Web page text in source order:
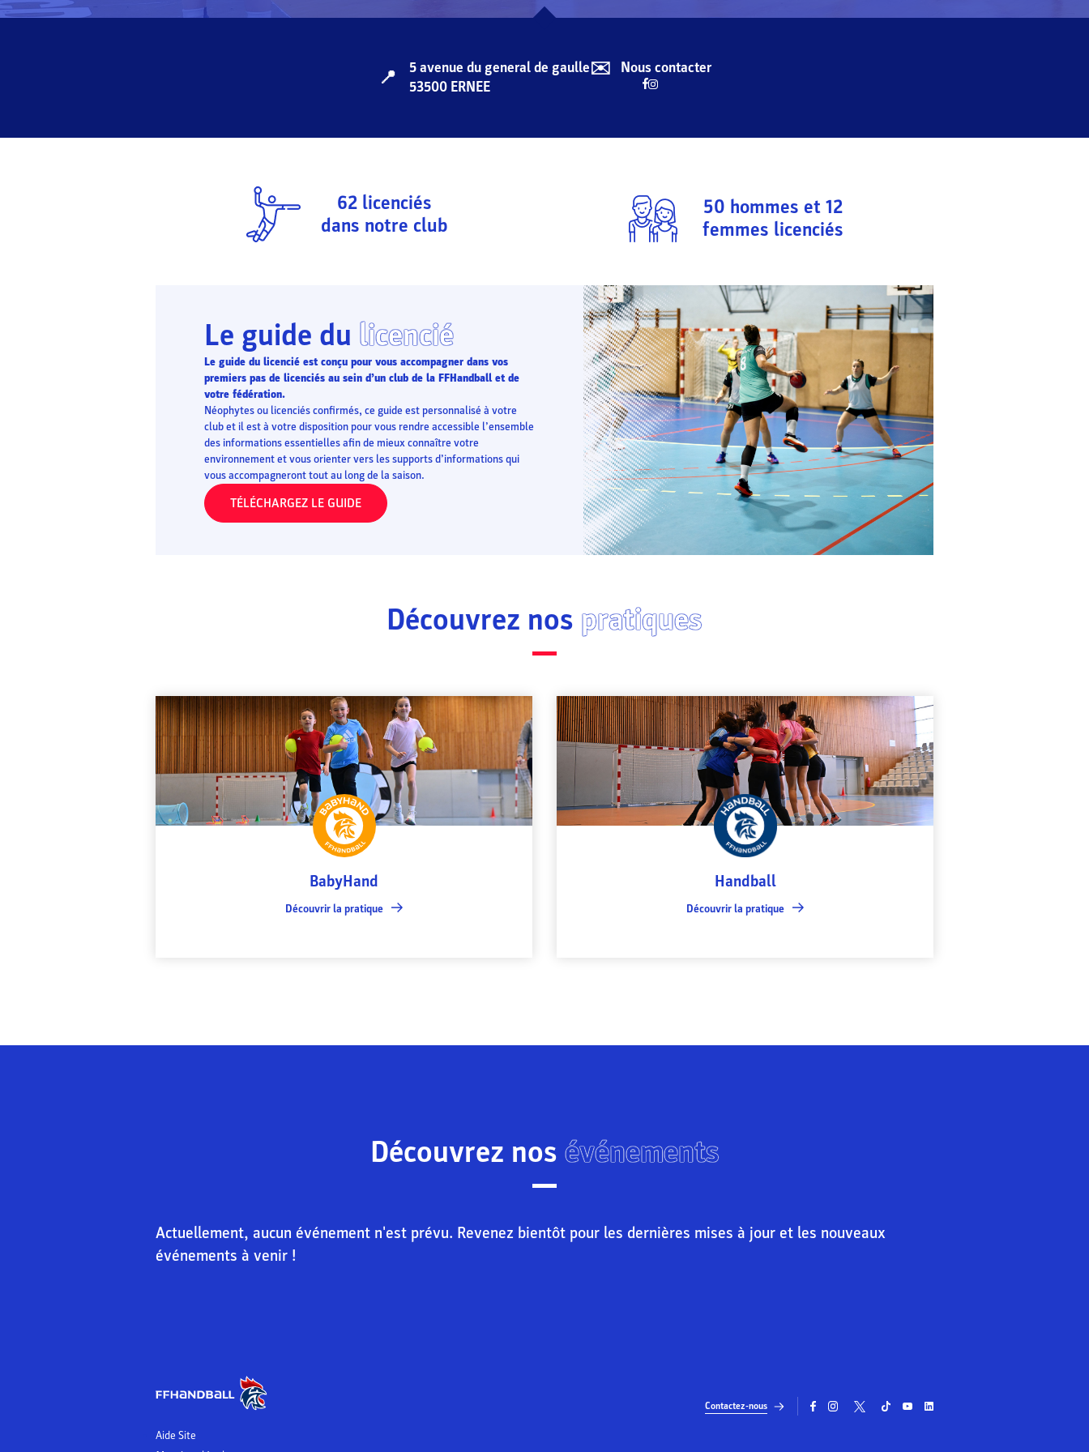
📍
5 avenue du general de gaulle
53500 ERNEE
✉️ Nous contacter
62licenciés
dans notre club
50 hommes et 12
femmes licenciés
Le guide du licencié
Le guide du licencié est conçu pour vous accompagner dans vos
premiers pas de licenciés au sein d’un club de la FFHandball et de
votre fédération.
Néophytes ou licenciés confirmés, ce guide est personnalisé à votre
club et il est à votre disposition pour vous rendre accessible l’ensemble
des informations essentielles afin de mieux connaître votre
environnement et vous orienter vers les supports d’informations qui
vous accompagneront tout au long de la saison.
TÉLÉCHARGEZ LE GUIDE
Découvrez nos pratiques
BabyHand
Découvrir la pratique
Handball
Découvrir la pratique
Découvrez nos événements
Actuellement, aucun événement n'est prévu. Revenez bientôt pour les dernières mises à jour et les nouveaux
événements à venir !
Aide Site
Contactez-nous